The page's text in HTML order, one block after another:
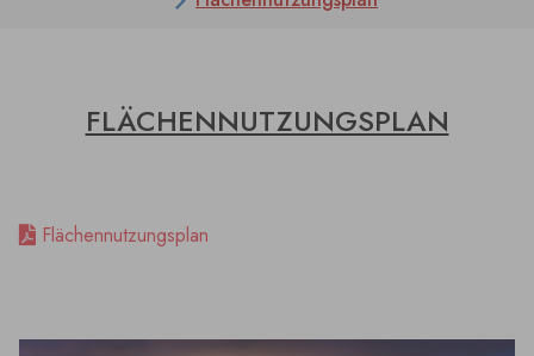
FLÄCHENNUTZUNGSPLAN
Flächennutzungsplan